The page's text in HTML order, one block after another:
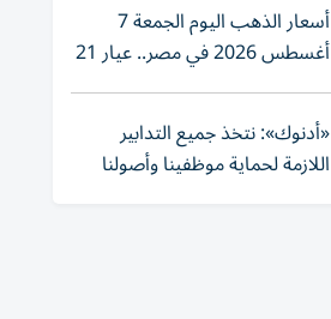
أسعار الذهب اليوم الجمعة 7
أغسطس 2026 في مصر.. عيار 21
يقترب من هذا الرقم
«أدنوك»: نتخذ جميع التدابير
اللازمة لحماية موظفينا وأصولنا